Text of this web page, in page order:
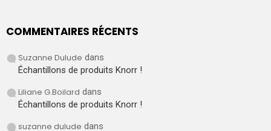
COMMENTAIRES RÉCENTS
Suzanne Dulude dans
Échantillons de produits Knorr !
Liliane G.Boilard dans
Échantillons de produits Knorr !
suzanne dulude dans